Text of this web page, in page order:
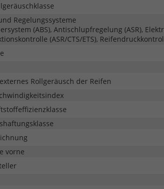
Regelungssysteme
(ABS), Antischlupfregelung (ASR),
(ASR/CTS/ETS),
Rollgeräusch der Reifen
vorne